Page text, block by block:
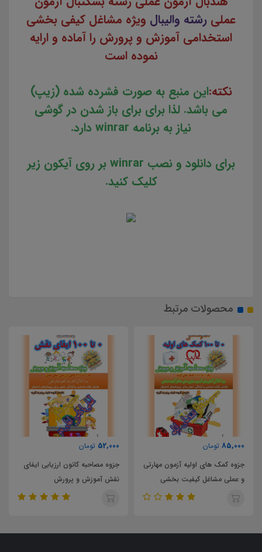
عملی رشته والیبال ویژه مشاغل کیفی بخشی
استخدامی آموزش و پرورش را آماده و ارایه
نموده است
نکته:این منبع به صورت فشرده شده (زیپ)
می باشد. لذا برای برای باز شدن در گوشی
نیاز به برنامه winrar دارد.
برای دانلود و نصب winrar بر روی آیکون زیر
کلیک کنید.
محصولات مرتبط
85,000 تومان
جزوه کمک های اولیه آزمون مهارتی
و عملی مشاغل کیفیت بخشی
52,000 تومان
جزوه مصاحبه کانون ارزیابی ایفای
نقش آموزش و پرورش